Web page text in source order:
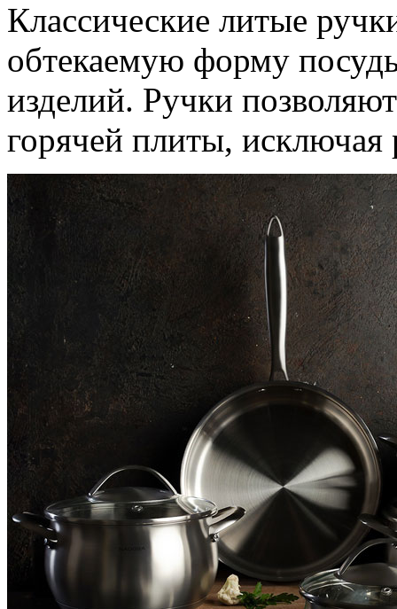
Классические литые
обтекаемую форму
изделий. Ручки
горячей плиты, исключая